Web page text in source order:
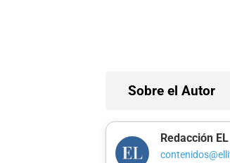
Sobre el Autor
Redacción EL